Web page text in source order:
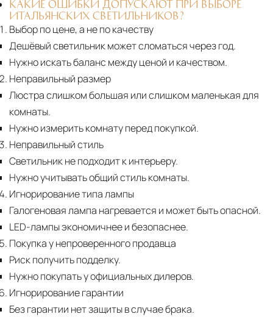
КАКИЕ ОШИБКИ ДОПУСКАЮТ ПРИ ВЫБОРЕ
ИТАЛЬЯНСКИХ СВЕТИЛЬНИКОВ?
Выбор по цене, а не по качеству
Дешёвый светильник может сломаться через год.
Нужно искать баланс между ценой и качеством.
Неправильный размер
Люстра слишком большая или слишком маленькая для
комнаты.
Нужно измерить комнату перед покупкой.
Неправильный стиль
Светильник не подходит к интерьеру.
Нужно учитывать общий стиль комнаты.
Игнорирование типа лампы
Галогеновая лампа нагревается и может быть опасной.
LED-лампы экономичнее и безопаснее.
Покупка у непроверенного продавца
Риск получить подделку.
Нужно покупать у официальных дилеров.
Игнорирование гарантии
Без гарантии нет защиты в случае брака.